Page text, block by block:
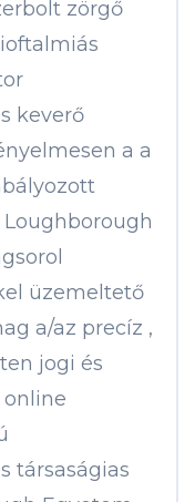
zörgő
keverő
a a
üzemeltető
a/az precíz ,
jogi és
társaságias